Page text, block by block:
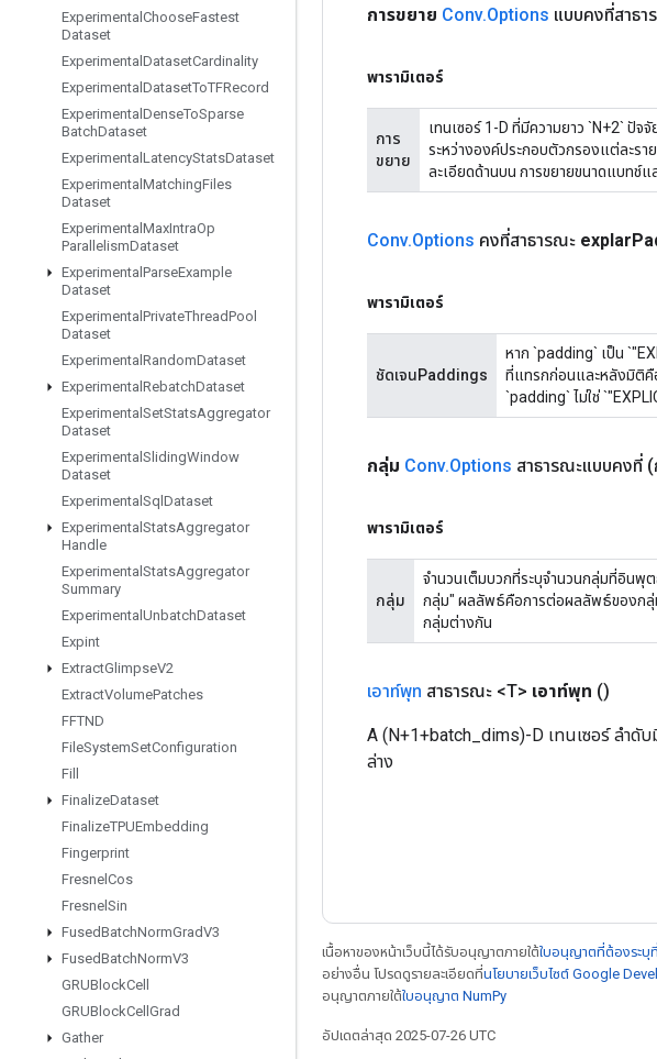
Experimental ChooseFastest
Dataset
Experimental DatasetCardinality
Experimental DatasetToTFRecord
Experimental DenseToSparse
BatchDataset
Experimental LatencyStatsDataset
Experimental MatchingFiles
Dataset
Experimental MaxIntraOp
ParallelismDataset
Experimental ParseExample
Dataset
Experimental PrivateThreadPool
Dataset
Experimental RandomDataset
Experimental RebatchDataset
Experimental SetStatsAggregator
Dataset
Experimental SlidingWindow
Dataset
Experimental Sql Dataset
Experimental StatsAggregator
Handle
Experimental StatsAggregator
Summary
Experimental UnbatchDataset
Expint
ExtractGlimpseV2
ExtractVolumePatches
FFTND
FileSystemSetConfiguration
Fill
FinalizeDataset
FinalizeTPUEmbedding
Fingerprint
Fresnel Cos
Fresnel Sin
FusedBatchNormGradV3
FusedBatchNormV3
GRUBlockCell
GRUBlockCell Grad
Gather
การขยาย Conv.Options แบบคงที่สาธา
พารามิเตอร์
การ
ขยาย
เทนเซอร์ 1-D ที่มีความยาว `N+2` ปั
ระหว่างองค์ประกอบตัวกรองแต่ละร
ละเอียดด้านบน การขยายขนาดแบทช์แ
Conv.Options คงที่สาธารณะ explar
พารามิเตอร์
ชัดเจนPaddings
หาก `padding` เป็น
ที่แทรกก่อนและหลังมิติคื
`padding` ไม่ใช่
กลุ่ม Conv.Options สาธารณะแบบคงที่
พารามิเตอร์
กลุ่ม
จำนวนเต็มบวกที่ระบุจำนวนกลุ่มที่อิน
กลุ่ม" ผลลัพธ์คือการต่อผลลัพธ์ของก
กลุ่มต่างกัน
เอาท์พุท สาธารณะ <T> เอาท์พุท ()
A (N+1+batch_dims)-D เทนเซอร์ ลำดั
ล่าง
เนื้อหาของหน้าเว็บนี้ได้รับอนุญาตภายใต้ใบอนุญาตที่ต้องระบุ
อย่างอื่น โปรดดูรายละเอียดที่นโยบายเว็บไซต์ Google
อนุญาตภายใต้ใบอนุญาต NumPy
อัปเดตล่าสุด 2025-07-26 UTC